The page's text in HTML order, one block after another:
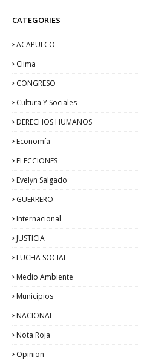
CATEGORIES
ACAPULCO
Clima
CONGRESO
Cultura Y Sociales
DERECHOS HUMANOS
Economía
ELECCIONES
Evelyn Salgado
GUERRERO
Internacional
JUSTICIA
LUCHA SOCIAL
Medio Ambiente
Municipios
NACIONAL
Nota Roja
Opinion